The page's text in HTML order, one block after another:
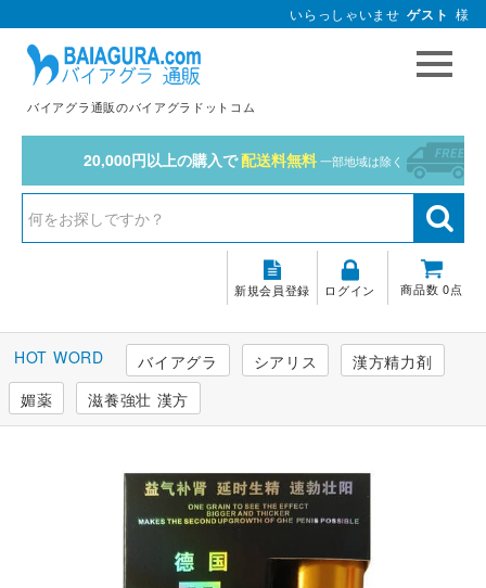
いらっしゃいませ ゲスト 様
バイアグラ通販のバイアグラドットコム
20,000円以上の購入で配送料無料 一部地域は除く
商品数 0点
新規会員登録 ログイン
バイアグラ シアリス
漢方精力剤
媚薬
滋養強壮 漢方